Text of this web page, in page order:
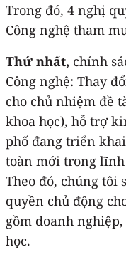
Trong đó, 4 nghị
Công nghệ tham
Thứ nhất, chính
Công nghệ: Thay
cho chủ nhiệm đề
khoa học), hỗ trợ
phố đang triển
toàn mới trong
Theo đó, chúng tôi
quyền chủ động
gồm doanh
học.